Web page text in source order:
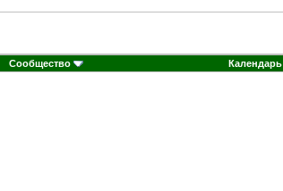
Сообщество Календарь